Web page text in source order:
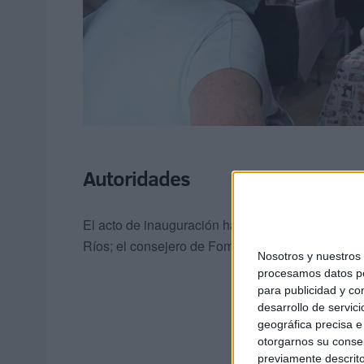
Nosotros y nuestros
procesamos datos
para publicidad y
desarrollo de
geográfica precisa
otorgarnos su
previamente
Autoridades
El acto de inauguración ha contado con la
Ríos; el consejero de Fomento, Alejandro